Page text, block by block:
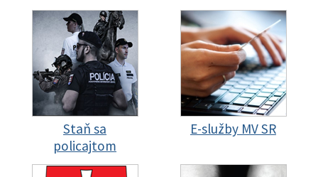
Staň sa
policajtom
E-služby MV SR